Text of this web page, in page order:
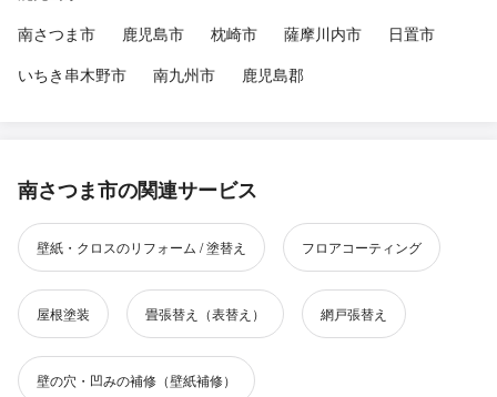
南さつま市
鹿児島市 枕崎市 薩摩川内市
日置市
いちき串木野市
南九州市 鹿児島郡
南さつま市の関連サービス
壁紙・クロスのリフォーム / 塗替え フロアコーティング
屋根塗装 畳張替え（表替え） 網戸張替え
壁の穴・凹みの補修（壁紙補修）